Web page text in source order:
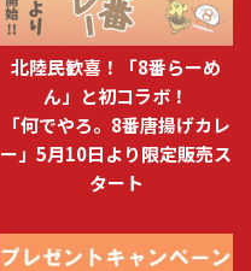
北陸民歓喜！「8番らーめ
ん」と初コラボ！
「何でやろ。8番唐揚げカレ
ー」5月10日より限定販売ス
タート